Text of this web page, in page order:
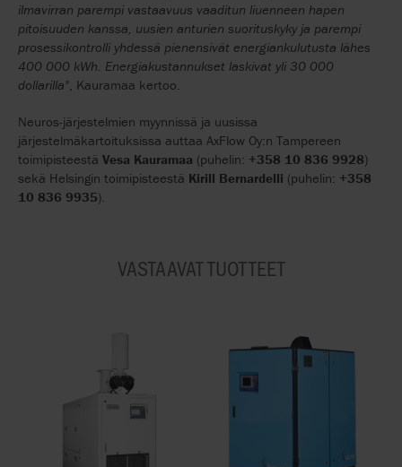
ilmavirran parempi vastaavuus vaaditun liuenneen hapen
pitoisuuden kanssa, uusien anturien suorituskyky ja parempi
prosessikontrolli yhdessä pienensivät energiankulutusta lähes
400 000 kWh. Energiakustannukset laskivat yli 30 000
dollarilla", Kauramaa kertoo.
Neuros-järjestelmien myynnissä ja uusissa
järjestelmäkartoituksissa auttaa AxFlow Oy:n Tampereen
toimipisteestä Vesa Kauramaa (puhelin: +358 10 836 9928)
sekä Helsingin toimipisteestä Kirill Bernardelli (puhelin: +358
10 836 9935).
VASTAAVAT TUOTTEET